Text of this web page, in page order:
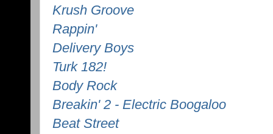
Krush Groove
Rappin'
Delivery Boys
Turk 182!
Body Rock
Breakin' 2 - Electric Boogaloo
Beat Street